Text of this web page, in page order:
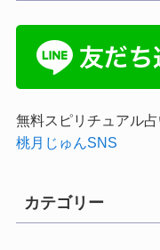
無料スピリチュアル
桃月じゅんSNS
カテゴリー